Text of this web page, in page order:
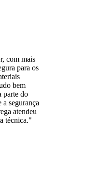
com mais
para os
bem
parte do
segurança
atendeu
técnica."